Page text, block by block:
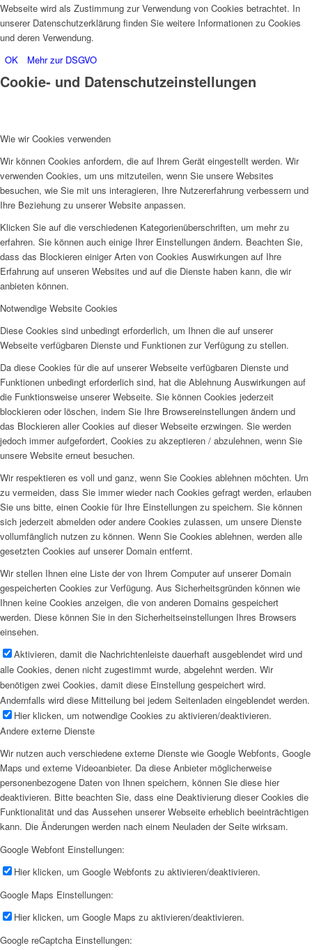
Webseite wird als Zustimmung zur Verwendung von Cookies betrachtet. In
unserer Datenschutzerklärung finden Sie weitere Informationen zu Cookies
und deren Verwendung.
OK
Mehr zur DSGVO
Cookie- und Datenschutzeinstellungen
Wie wir Cookies verwenden
Wir können Cookies anfordern, die auf Ihrem Gerät eingestellt werden. Wir
verwenden Cookies, um uns mitzuteilen, wenn Sie unsere Websites
besuchen, wie Sie mit uns interagieren, Ihre Nutzererfahrung verbessern und
Ihre Beziehung zu unserer Website anpassen.
Klicken Sie auf die verschiedenen Kategorienüberschriften, um mehr zu
erfahren. Sie können auch einige Ihrer Einstellungen ändern. Beachten Sie,
dass das Blockieren einiger Arten von Cookies Auswirkungen auf Ihre
Erfahrung auf unseren Websites und auf die Dienste haben kann, die wir
anbieten können.
Notwendige Website Cookies
Diese Cookies sind unbedingt erforderlich, um Ihnen die auf unserer
Webseite verfügbaren Dienste und Funktionen zur Verfügung zu stellen.
Da diese Cookies für die auf unserer Webseite verfügbaren Dienste und
Funktionen unbedingt erforderlich sind, hat die Ablehnung Auswirkungen auf
die Funktionsweise unserer Webseite. Sie können Cookies jederzeit
blockieren oder löschen, indem Sie Ihre Browsereinstellungen ändern und
das Blockieren aller Cookies auf dieser Webseite erzwingen. Sie werden
jedoch immer aufgefordert, Cookies zu akzeptieren / abzulehnen, wenn Sie
unsere Website erneut besuchen.
Wir respektieren es voll und ganz, wenn Sie Cookies ablehnen möchten. Um
zu vermeiden, dass Sie immer wieder nach Cookies gefragt werden, erlauben
Sie uns bitte, einen Cookie für Ihre Einstellungen zu speichern. Sie können
sich jederzeit abmelden oder andere Cookies zulassen, um unsere Dienste
vollumfänglich nutzen zu können. Wenn Sie Cookies ablehnen, werden alle
gesetzten Cookies auf unserer Domain entfernt.
Wir stellen Ihnen eine Liste der von Ihrem Computer auf unserer Domain
gespeicherten Cookies zur Verfügung. Aus Sicherheitsgründen können wie
Ihnen keine Cookies anzeigen, die von anderen Domains gespeichert
werden. Diese können Sie in den Sicherheitseinstellungen Ihres Browsers
einsehen.
Aktivieren, damit die Nachrichtenleiste dauerhaft ausgeblendet wird und
alle Cookies, denen nicht zugestimmt wurde, abgelehnt werden. Wir
benötigen zwei Cookies, damit diese Einstellung gespeichert wird.
Andernfalls wird diese Mitteilung bei jedem Seitenladen eingeblendet werden.
Hier klicken, um notwendige Cookies zu aktivieren/deaktivieren.
Andere externe Dienste
Wir nutzen auch verschiedene externe Dienste wie Google Webfonts, Google
Maps und externe Videoanbieter. Da diese Anbieter möglicherweise
personenbezogene Daten von Ihnen speichern, können Sie diese hier
deaktivieren. Bitte beachten Sie, dass eine Deaktivierung dieser Cookies die
Funktionalität und das Aussehen unserer Webseite erheblich beeinträchtigen
kann. Die Änderungen werden nach einem Neuladen der Seite wirksam.
Google Webfont Einstellungen:
Hier klicken, um Google Webfonts zu aktivieren/deaktivieren.
Google Maps Einstellungen:
Hier klicken, um Google Maps zu aktivieren/deaktivieren.
Google reCaptcha Einstellungen: